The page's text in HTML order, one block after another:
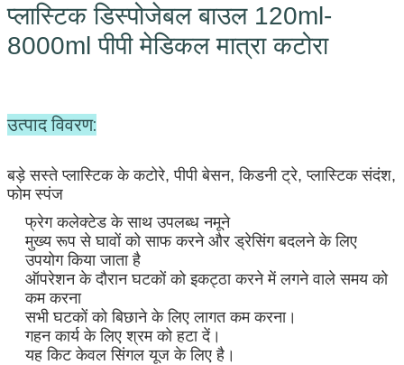
प्लास्टिक डिस्पोजेबल बाउल 120ml-
8000ml पीपी मेडिकल मात्रा कटोरा
उत्पाद विवरण:
बड़े सस्ते प्लास्टिक के कटोरे, पीपी बेसन, किडनी ट्रे, प्लास्टिक संदंश,
फोम स्पंज
फ्रेग कलेक्टेड के साथ उपलब्ध नमूने
मुख्य रूप से घावों को साफ करने और ड्रेसिंग बदलने के लिए
उपयोग किया जाता है
ऑपरेशन के दौरान घटकों को इकट्ठा करने में लगने वाले समय को
कम करना
सभी घटकों को बिछाने के लिए लागत कम करना।
गहन कार्य के लिए श्रम को हटा दें।
यह किट केवल सिंगल यूज के लिए है।